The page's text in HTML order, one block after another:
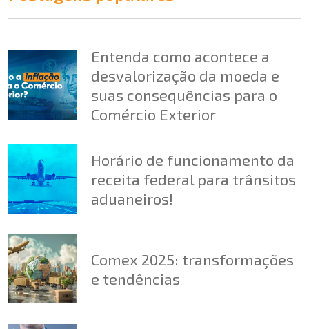
Entenda como acontece a
desvalorização da moeda e
suas consequências para o
Comércio Exterior
Horário de funcionamento da
receita federal para trânsitos
aduaneiros!
Comex 2025: transformações
e tendências